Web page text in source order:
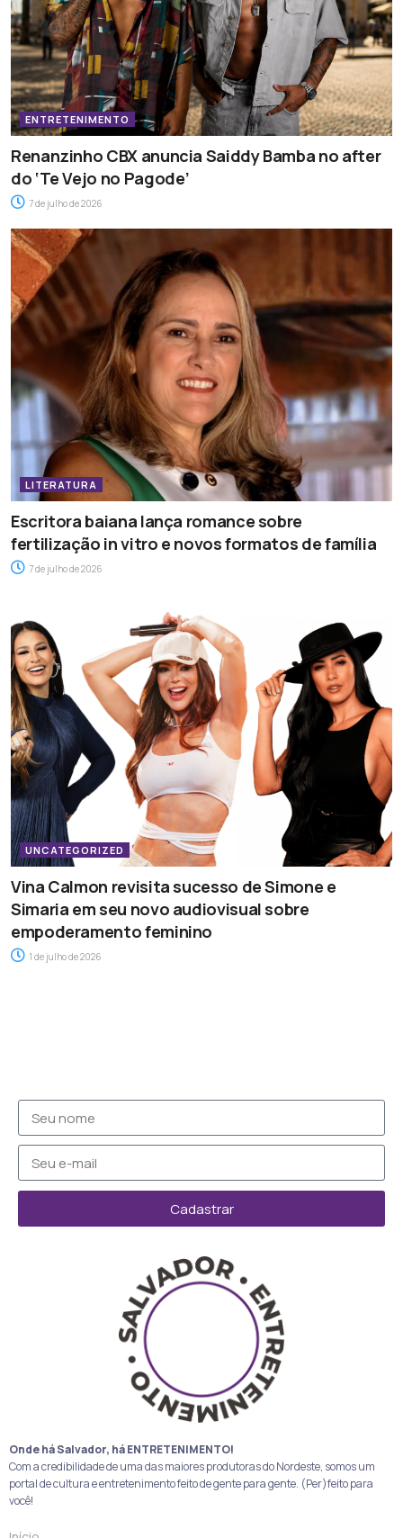
ENTRETENIMENTO
Renanzinho CBX anuncia Saiddy Bamba no after
do ‘Te Vejo no Pagode’
7 de julho de 2026
LITERATURA
Escritora baiana lança romance sobre
fertilização in vitro e novos formatos de família
7 de julho de 2026
UNCATEGORIZED
Vina Calmon revisita sucesso de Simone e
Simaria em seu novo audiovisual sobre
empoderamento feminino
1 de julho de 2026
Cadastrar
Onde há Salvador, há ENTRETENIMENTO!
Com a credibilidade de uma das maiores produtoras do Nordeste, somos um
portal de cultura e entretenimento feito de gente para gente. (Per)feito para
você!